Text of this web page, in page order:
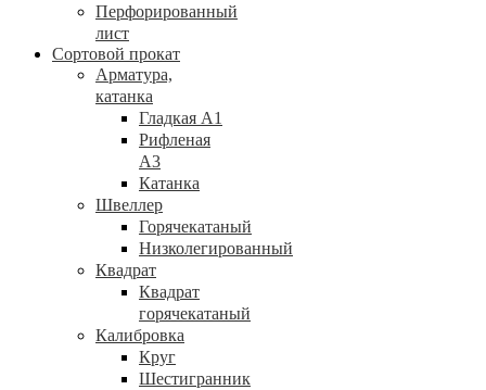
Перфорированный
лист
Сортовой прокат
Арматура,
катанка
Гладкая А1
Рифленая
А3
Катанка
Швеллер
Горячекатаный
Низколегированный
Квадрат
Квадрат
горячекатаный
Калибровка
Круг
Шестигранник